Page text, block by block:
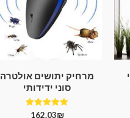
מרחיק יתושים אולטרה
סוני ידידותי
דורג
162.03₪